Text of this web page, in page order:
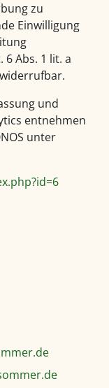
zu
Einwilligung
Abs. 1 lit. a
und
entnehmen
unter